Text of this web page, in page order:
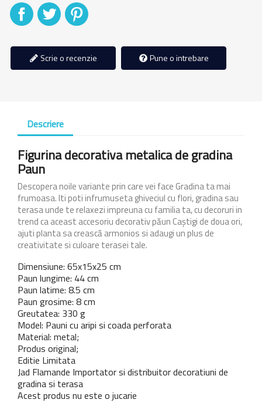
DistribuitiTweet
Scrie o recenzie Pune o intrebare
Descriere
Figurina decorativa metalica de gradina
Paun
Descopera noile variante prin care vei face Gradina ta mai
frumoasa. Iti poti infrumuseta ghiveciul cu flori, gradina sau
terasa unde te relaxezi impreuna cu familia ta, cu decoruri in
trend ca aceast accesoriu decorativ păun Caștigi de doua ori,
ajuti planta sa crească armonios si adaugi un plus de
creativitate si culoare terasei tale.
Dimensiune: 65x15x25 cm
Paun lungime: 44 cm
Paun latime: 8.5 cm
Paun grosime: 8 cm
Greutatea: 330 g
Model: Pauni cu aripi si coada perforata
Material: metal;
Produs original;
Editie Limitata
Jad Flamande Importator si distribuitor decoratiuni de
gradina si terasa
Acest produs nu este o jucarie